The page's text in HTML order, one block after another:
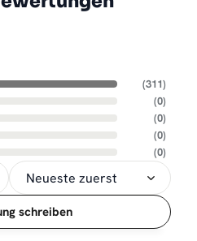
(311)
(0)
(0)
(0)
(0)
schreiben